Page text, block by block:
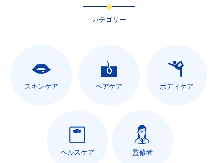
カテゴリー
スキンケア ヘアケア ボディケア
ヘルスケア 監修者